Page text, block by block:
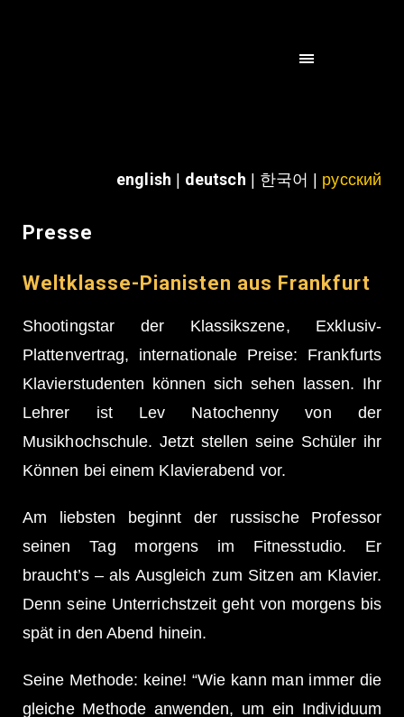
english deutsch | 한국어 | русский
Presse
Weltklasse-Pianisten aus Frankfurt
Shootingstar der Klassikszene, Exklusiv-
Plattenvertrag, internationale Preise: Frankfurts
Klavierstudenten können sich sehen lassen. Ihr
Lehrer ist Lev Natochenny von der
Musikhochschule. Jetzt stellen seine Schüler ihr
Können bei einem Klavierabend vor.
Am liebsten beginnt der russische Professor
seinen Tag morgens im Fitnesstudio. Er
braucht’s – als Ausgleich zum Sitzen am Klavier.
Denn seine Unterrichstzeit geht von morgens bis
spät in den Abend hinein.
Seine Methode: keine! “Wie kann man immer die
gleiche Methode anwenden, um ein Individuum